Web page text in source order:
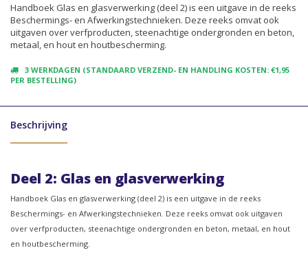
Handboek Glas en glasverwerking (deel 2) is een uitgave in de reeks
Beschermings- en Afwerkingstechnieken. Deze reeks omvat ook
uitgaven over verfproducten, steenachtige ondergronden en beton,
metaal, en hout en houtbescherming.
3 WERKDAGEN (STANDAARD VERZEND- EN HANDLING KOSTEN: €1,95
PER BESTELLING)
Beschrijving
Deel 2: Glas en glasverwerking
Handboek Glas en glasverwerking (deel 2) is een uitgave in de reeks
Beschermings- en Afwerkingstechnieken. Deze reeks omvat ook uitgaven
over verfproducten, steenachtige ondergronden en beton, metaal, en hout
en houtbescherming.